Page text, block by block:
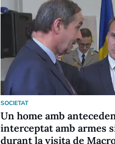
SOCIETAT
Un home amb
interceptat amb armes
durant la visita de